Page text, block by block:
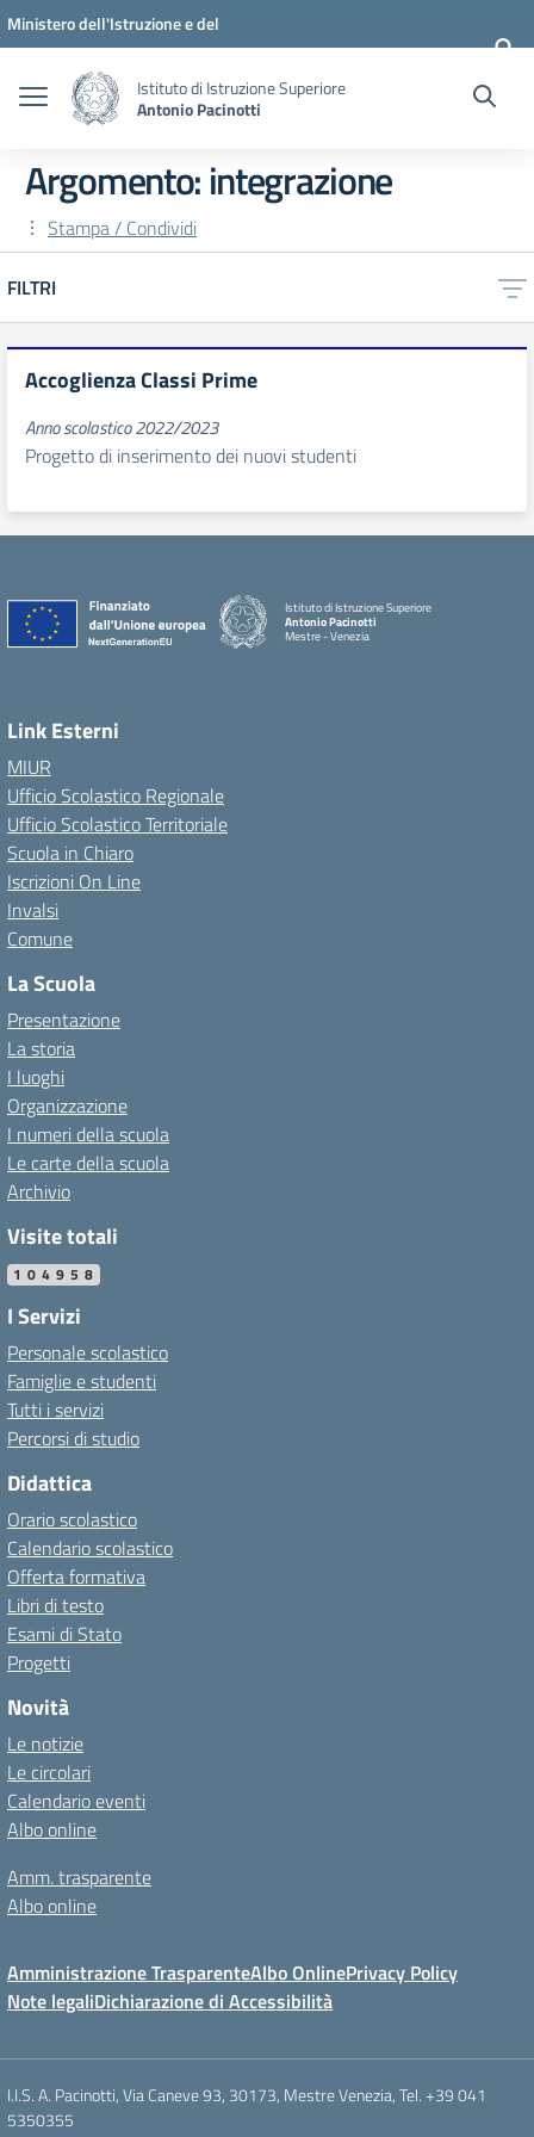
Vai ai contenuti
Vai al menu di navigazione
Vai al footer
Ministero dell'Istruzione e del
Istituto di Istruzione Superiore
Antonio Pacinotti
Argomento: integrazione
Stampa / Condividi
FILTRI
Accoglienza Classi Prime
Anno scolastico 2022/2023
Progetto di inserimento dei nuovi studenti
Istituto di Istruzione Superiore
Antonio Pacinotti
Mestre - Venezia
Link Esterni
MIUR
Ufficio Scolastico Regionale
Ufficio Scolastico Territoriale
Scuola in Chiaro
Iscrizioni On Line
Invalsi
Comune
La Scuola
Presentazione
La storia
I luoghi
Organizzazione
I numeri della scuola
Le carte della scuola
Archivio
Visite totali
104958
I Servizi
Personale scolastico
Famiglie e studenti
Tutti i servizi
Percorsi di studio
Didattica
Orario scolastico
Calendario scolastico
Offerta formativa
Libri di testo
Esami di Stato
Progetti
Novità
Le notizie
Le circolari
Calendario eventi
Albo online
Amm. trasparente
Albo online
Amministrazione TrasparenteAlbo OnlinePrivacy Policy
Note legaliDichiarazione di Accessibilità
I.I.S. A. Pacinotti, Via Caneve 93, 30173, Mestre Venezia, Tel. +39 041
5350355